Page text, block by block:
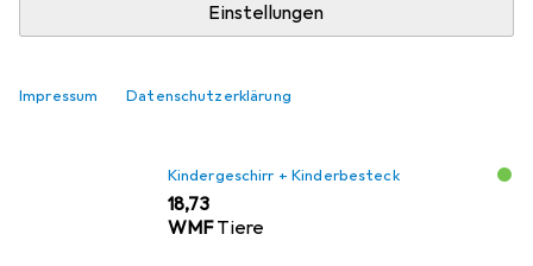
Einstellungen
Impressum Datenschutzerklärung
Irgendwann bist du zu gross dafür
Kindergeschirr + Kinderbesteck
EUR
18,73
WMFTiere